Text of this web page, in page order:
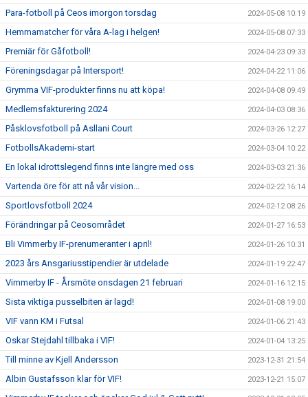
Para-fotboll på Ceos imorgon torsdag 2024-05-08 10:19
Hemmamatcher för våra A-lag i helgen! 2024-05-08 07:33
Premiär för Gåfotboll! 2024-04-23 09:33
Föreningsdagar på Intersport! 2024-04-22 11:06
Grymma VIF-produkter finns nu att köpa! 2024-04-08 09:49
Medlemsfakturering 2024 2024-04-03 08:36
Påsklovsfotboll på Asllani Court 2024-03-26 12:27
FotbollsAkademi-start 2024-03-04 10:22
En lokal idrottslegend finns inte längre med oss 2024-03-03 21:36
Vartenda öre för att nå vår vision... 2024-02-22 16:14
Sportlovsfotboll 2024 2024-02-12 08:26
Förändringar på Ceosområdet 2024-01-27 16:53
Bli Vimmerby IF-prenumeranter i april! 2024-01-26 10:31
2023 års Ansgariusstipendier är utdelade 2024-01-19 22:47
Vimmerby IF - Årsmöte onsdagen 21 februari 2024-01-16 12:15
Sista viktiga pusselbiten är lagd! 2024-01-08 19:00
VIF vann KM i Futsal 2024-01-06 21:43
Oskar Stejdahl tillbaka i VIF! 2024-01-04 13:25
Till minne av Kjell Andersson 2023-12-31 21:54
Albin Gustafsson klar för VIF! 2023-12-21 15:07